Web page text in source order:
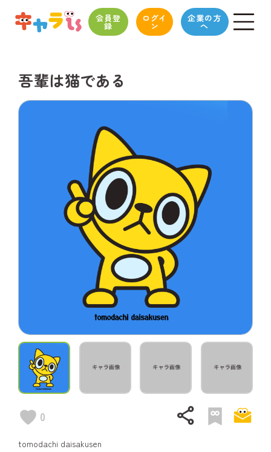
会員登
録
ログイ
ン
企業の方
へ
吾輩は猫である
0 share
tomodachi daisakusen